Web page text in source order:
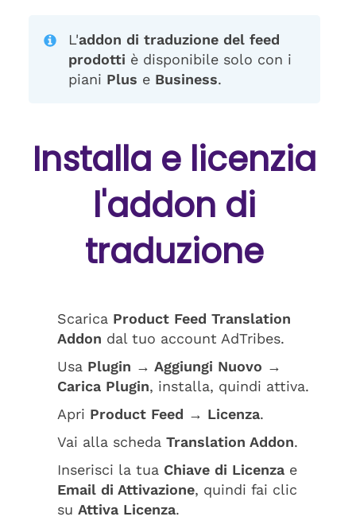
L'addon di traduzione del feed
prodotti è disponibile solo con i
piani Plus e Business.
Installa e licenzia
l'addon di
traduzione
Scarica Product Feed Translation
Addon dal tuo account AdTribes.
Usa Plugin → Aggiungi Nuovo →
Carica Plugin, installa, quindi attiva.
Apri Product Feed → Licenza.
Vai alla scheda Translation Addon.
Inserisci la tua Chiave di Licenza e
Email di Attivazione, quindi fai clic
su Attiva Licenza.